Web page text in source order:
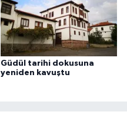
Güdül tarihi dokusuna
yeniden kavuştu